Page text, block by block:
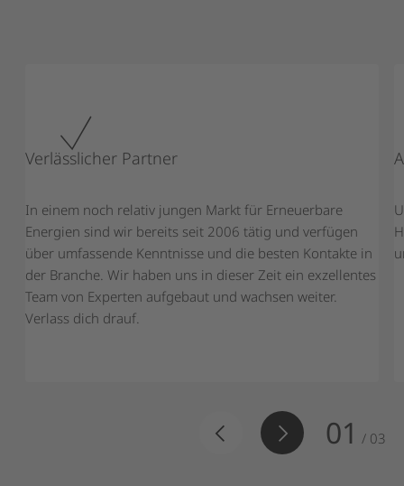
Verlässlicher Partner
In einem noch relativ jungen Markt für Erneuerbare
Energien sind wir bereits seit 2006 tätig und verfügen
über umfassende Kenntnisse und die besten Kontakte in
der Branche. Wir haben uns in dieser Zeit ein exzellentes
Team von Experten aufgebaut und wachsen weiter.
Verlass dich drauf.
01 / 03